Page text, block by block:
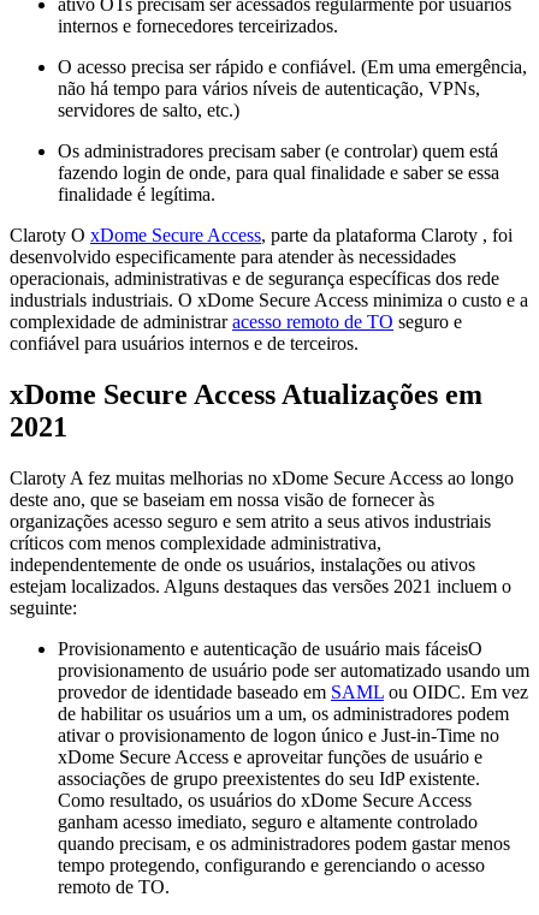
ativo OTs precisam ser acessados regularmente por usuários
internos e fornecedores terceirizados.
O acesso precisa ser rápido e confiável. (Em uma emergência,
não há tempo para vários níveis de autenticação, VPNs,
servidores de salto, etc.)
Os administradores precisam saber (e controlar) quem está
fazendo login de onde, para qual finalidade e saber se essa
finalidade é legítima.
Claroty O xDome Secure Access, parte da plataforma Claroty , foi
desenvolvido especificamente para atender às necessidades
operacionais, administrativas e de segurança específicas dos rede
industrials industriais. O xDome Secure Access minimiza o custo e a
complexidade de administraracesso remoto de TO seguro e
confiável para usuários internos e de terceiros.
xDome Secure Access Atualizações em
2021
Claroty A fez muitas melhorias no xDome Secure Access ao longo
deste ano, que se baseiam em nossa visão de fornecer às
organizações acesso seguro e sem atrito a seus ativos industriais
críticos com menos complexidade administrativa,
independentemente de onde os usuários, instalações ou ativos
estejam localizados. Alguns destaques das versões 2021 incluem o
seguinte:
Provisionamento e autenticação de usuário mais fáceisO
provisionamento de usuário pode ser automatizado usando um
provedor de identidade baseado em SAML ou OIDC. Em vez
de habilitar os usuários um a um, os administradores podem
ativar o provisionamento de logon único e Just-in-Time no
xDome Secure Access e aproveitar funções de usuário e
associações de grupo preexistentes do seu IdP existente.
Como resultado, os usuários do xDome Secure Access
ganham acesso imediato, seguro e altamente controlado
quando precisam, e os administradores podem gastar menos
tempo protegendo, configurando e gerenciando o acesso
remoto de TO.